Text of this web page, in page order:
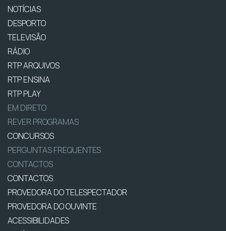
NOTÍCIAS
DESPORTO
TELEVISÃO
RÁDIO
RTP ARQUIVOS
RTP ENSINA
RTP PLAY
EM DIRETO
REVER PROGRAMAS
CONCURSOS
PERGUNTAS FREQUENTES
CONTACTOS
CONTACTOS
PROVEDORA DO TELESPECTADOR
PROVEDORA DO OUVINTE
ACESSIBILIDADES